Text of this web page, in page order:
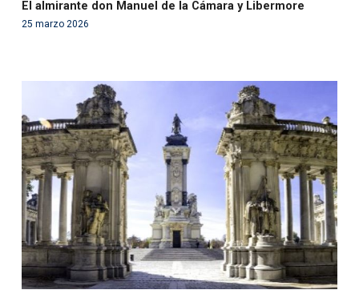
El almirante don Manuel de la Cámara y Libermore
25 marzo 2026
: Use of undefined constant php - assumed
'php' (this will throw an Error in a future version of PHP)
in/var/www/acami.es/wp-
content/themes/fundcami/page-publicaciones.php
on line99